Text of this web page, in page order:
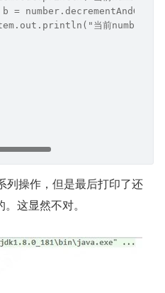
=
当前number:"
列操作，但是最后打印了还
这显然不对。